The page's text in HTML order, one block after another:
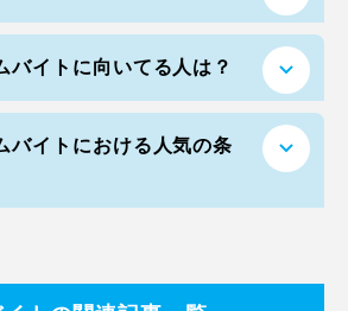
バイトに向いてる人は？
バイトにおける人気の条